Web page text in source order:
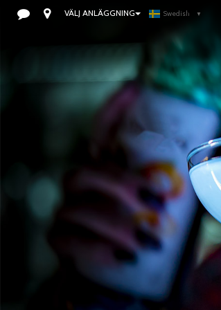
VÄLJ ANLÄGGNING Swedish ▼